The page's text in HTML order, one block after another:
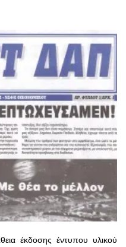
έκδοσης έντυπου υλικού